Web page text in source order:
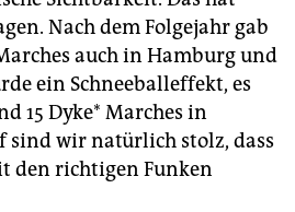
Nach dem Folgejahr gab
auch in Hamburg und
ein Schneeballeffekt, es
15 Dyke* Marches in
sind wir natürlich stolz, dass
den richtigen Funken